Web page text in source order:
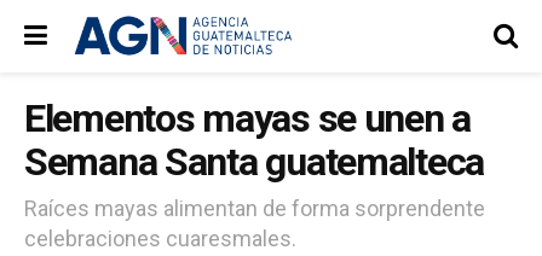
Elementos mayas se unen a
Semana Santa guatemalteca
Raíces mayas alimentan de forma sorprendente
celebraciones cuaresmales.